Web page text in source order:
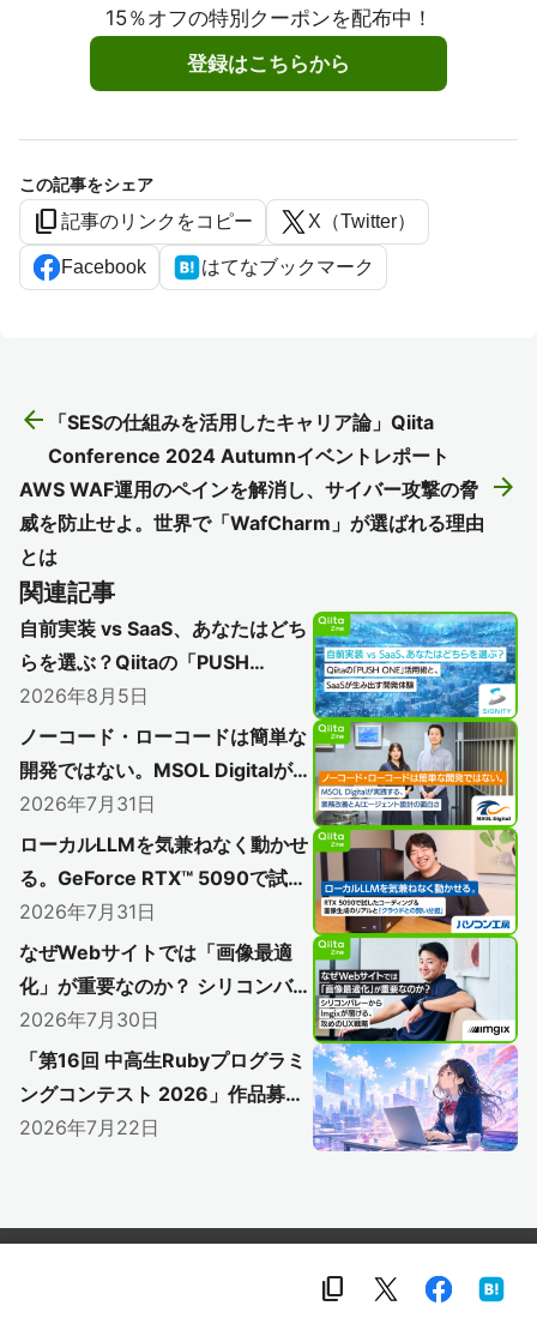
15％オフの特別クーポンを配布中！
登録はこちらから
この記事をシェア
content_copy 記事のリンクをコピー X（Twitter）
Facebook はてなブックマーク
arrow_back
「SESの仕組みを活用したキャリア論」Qiita
Conference 2024 Autumnイベントレポート
arrow_forward
AWS WAF運用のペインを解消し、サイバー攻撃の脅
威を防止せよ。世界で「WafCharm」が選ばれる理由
とは
content_copy
関連記事
自前実装 vs SaaS、あなたはどち
らを選ぶ？Qiitaの「PUSH
ONE」活用術と、SaaSが生み出
す開発体験
2026年8月5日
ノーコード・ローコードは簡単な
開発ではない。MSOL Digitalが実
践する、業務改善とAIエージェン
ト設計の面白さ
2026年7月31日
ローカルLLMを気兼ねなく動かせ
る。GeForce RTX™ 5090で試し
たコーディングと＆画像生成のリ
アルと「クラウドとの賢い分担」
2026年7月31日
なぜWebサイトでは「画像最適
化」が重要なのか？ シリコンバレ
ーからImgixが届ける、攻めのUX
戦略
2026年7月30日
「第16回 中高生Rubyプログラミ
ングコンテスト 2026」作品募集
開始！
2026年7月22日